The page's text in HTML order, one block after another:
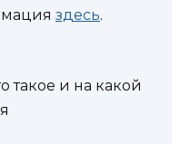
здесь.
такое и на какой